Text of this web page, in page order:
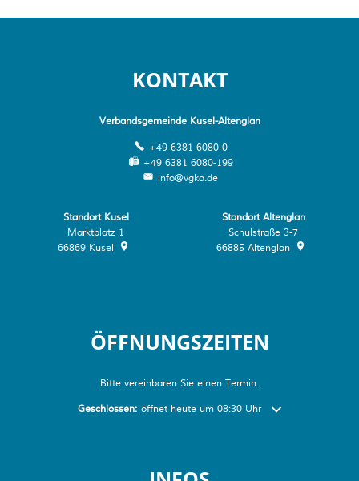
KONTAKT
Verbandsgemeinde Kusel-Altenglan
+49 6381 6080-0
+49 6381 6080-199
info@vgka.de
Standort Kusel
Marktplatz 1
66869 Kusel
Standort Altenglan
Schulstraße 3-7
66885 Altenglan
ÖFFNUNGSZEITEN
Bitte vereinbaren Sie einen Termin.
Klicken, um weitere Öffnungs- oder Schließzeiten
Geschlossen: öffnet heute um 08:30 Uhr